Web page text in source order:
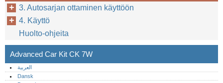
3. Autosarjan ottaminen käyttöön
4. Käyttö
Huolto-ohjeita
Advanced Car Kit CK 7W
العربية
Dansk